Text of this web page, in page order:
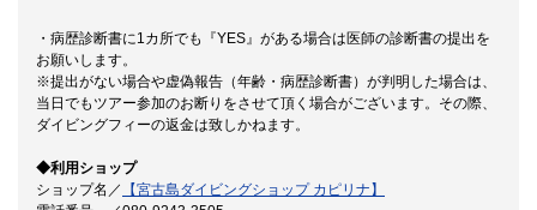
・病歴診断書に1カ所でも『YES』がある場合は医師の診断書の提出を
お願いします。
※提出がない場合や虚偽報告（年齢・病歴診断書）が判明した場合は、
当日でもツアー参加のお断りをさせて頂く場合がございます。その際、
ダイビングフィーの返金は致しかねます。
◆利用ショップ
ショップ名／
【宮古島ダイビングショップ カピリナ】